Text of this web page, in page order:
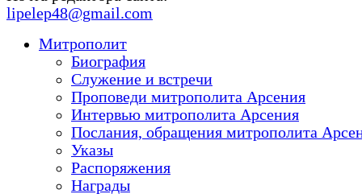
lipelep48@gmail.com
Митрополит
Биография
Служение и встречи
Проповеди митрополита Арсения
Интервью митрополита Арсения
Послания, обращения митрополита
Указы
Распоряжения
Награды